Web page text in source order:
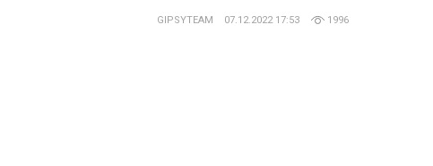
GIPSYTEAM 07.12.2022 17:53 1996